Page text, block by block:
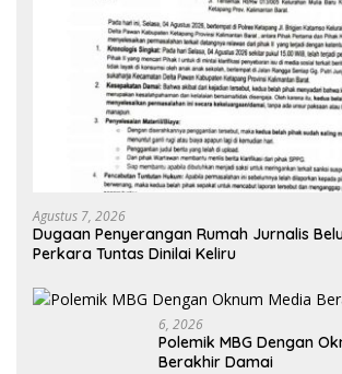
Agustus 7, 2026
Dugaan Penyerangan Rumah Jurnalis
Perkara Tuntas Dinilai Keliru
6, 2026
Polemik MBG Dengan
Berakhir Damai